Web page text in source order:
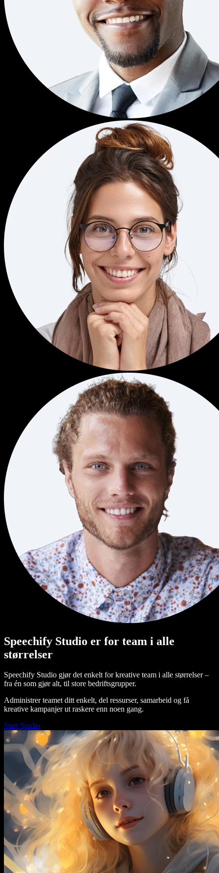
Speechify Studio er for team i alle
størrelser
Speechify Studio gjør det enkelt for kreative team i alle størrelser –
fra én som gjør alt, til store bedriftsgrupper.
Administrer teamet ditt enkelt, del ressurser, samarbeid og få
kreative kampanjer ut raskere enn noen gang.
Start Studio